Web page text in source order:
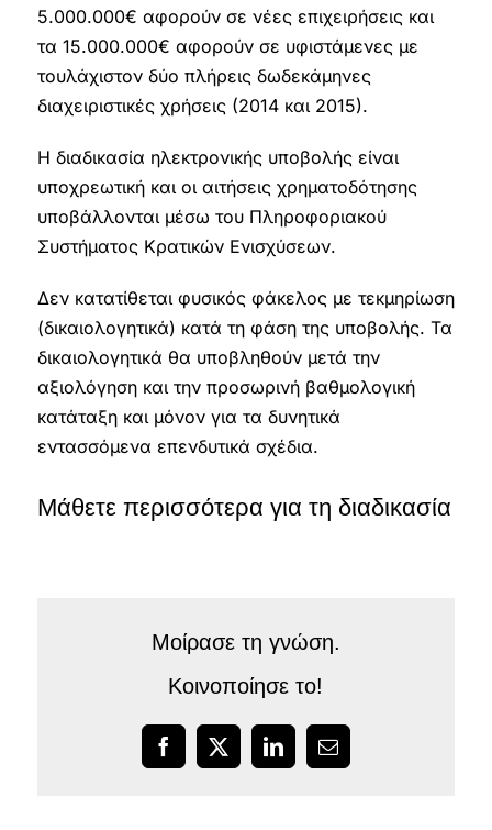
5.000.000€ αφορούν σε νέες επιχειρήσεις και
τα 15.000.000€ αφορούν σε υφιστάμενες με
τουλάχιστον δύο πλήρεις δωδεκάμηνες
διαχειριστικές χρήσεις (2014 και 2015).
Η διαδικασία ηλεκτρονικής υποβολής είναι
υποχρεωτική και οι αιτήσεις χρηματοδότησης
υποβάλλονται μέσω του Πληροφοριακού
Συστήματος Κρατικών Ενισχύσεων.
Δεν κατατίθεται φυσικός φάκελος με τεκμηρίωση
(δικαιολογητικά) κατά τη φάση της υποβολής. Τα
δικαιολογητικά θα υποβληθούν μετά την
αξιολόγηση και την προσωρινή βαθμολογική
κατάταξη και μόνον για τα δυνητικά
εντασσόμενα επενδυτικά σχέδια.
Μάθετε περισσότερα για τη διαδικασία
Μοίρασε τη γνώση.
Κοινοποίησε το!
Facebook
X LinkedInEmail